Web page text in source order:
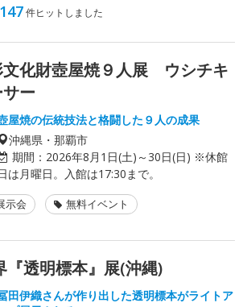
147件ヒットしました
文化財壺屋焼９人展 ウシチキ
ー
屋焼の伝統技法と格闘した９人の成果
沖縄県・那覇市
期間： 2026年8月1日(土)～30日(日) ※休館
は月曜日。入館は17:30まで。
示会 無料イベント
『透明標本』展(沖縄)
田伊織さんが作り出した透明標本がライトア